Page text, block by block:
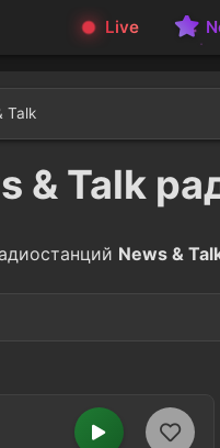
Live
Talk
& Talk
News &